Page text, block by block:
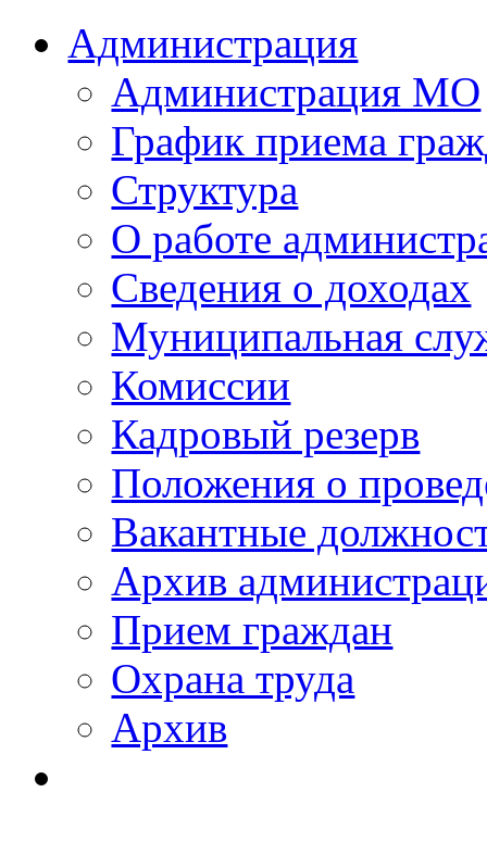
Администрация
Администрация МО
График приема
Структура
О работе
Сведения о доходах
Муниципальная
Комиссии
Кадровый резерв
Положения о
Вакантные
Архив
Прием граждан
Охрана труда
Архив